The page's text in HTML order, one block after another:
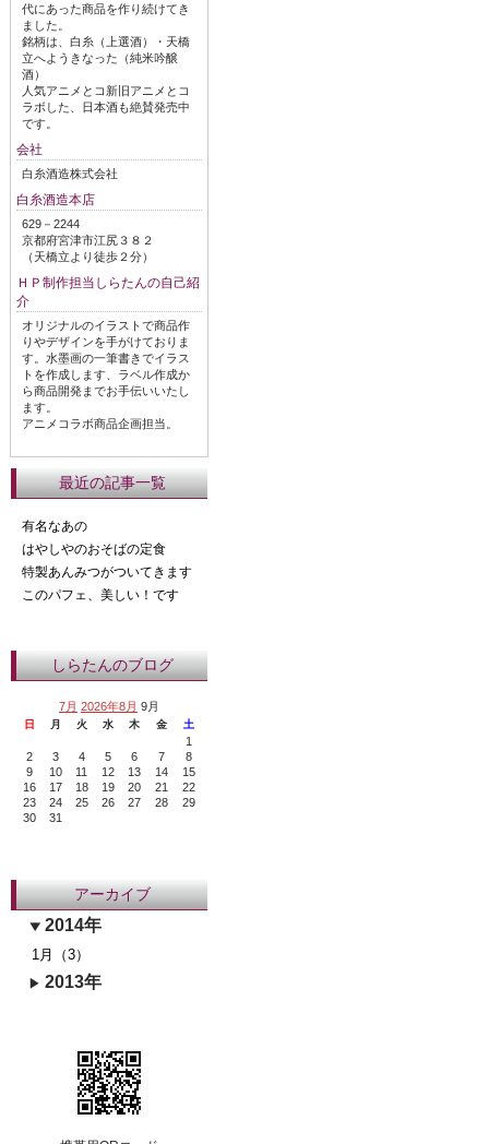
代にあった商品を作り続けてき
ました。
銘柄は、白糸（上選酒）・天橋
立へようきなった（純米吟醸
酒）
人気アニメとコ新旧アニメとコ
ラボした、日本酒も絶賛発売中
です。
会社
白糸酒造株式会社
白糸酒造本店
629－2244
京都府宮津市江尻３８２
（天橋立より徒歩２分）
ＨＰ制作担当しらたんの自己紹
介
オリジナルのイラストで商品作
りやデザインを手がけておりま
す。水墨画の一筆書きでイラス
トを作成します、ラベル作成か
ら商品開発までお手伝いいたし
ます。
アニメコラボ商品企画担当。
最近の記事一覧
有名なあの
はやしやのおそばの定食
特製あんみつがついてきます
このパフェ、美しい！です
しらたんのブログ
7月 2026年8月 9月
日 月 火 水 木 金 土
1
2
3 4 5 6 7
8
9
10 11 12 13 14
15
16
17 18 19 20 21
22
23
24 25 26 27 28
29
30
31
アーカイブ
2014年
1月（3）
2013年